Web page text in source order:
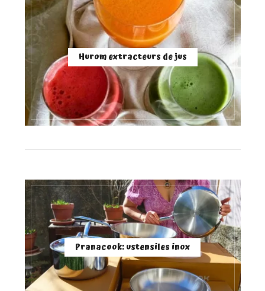
Hurom extracteurs de jus
Pranacook: ustensiles inox